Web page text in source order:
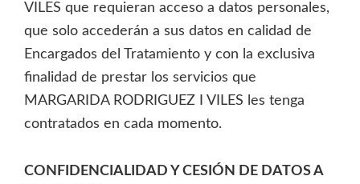
VILES que requieran acceso a datos personales,
que solo accederán a sus datos en calidad de
Encargados del Tratamiento y con la exclusiva
finalidad de prestar los servicios que
MARGARIDA RODRIGUEZ I VILES les tenga
contratados en cada momento.
CONFIDENCIALIDAD Y CESIÓN DE DATOS A